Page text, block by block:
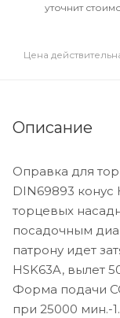
уточнит
Цена
Описание
Оправка для
DIN69893 конус
торцевых
посадочным
патрону идет
HSK63A, вылет
Форма подачи
при 25000 мин.-